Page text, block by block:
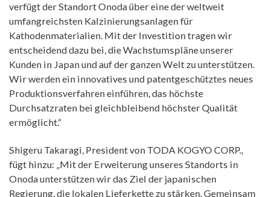
verfügt der Standort Onoda über eine der weltweit
umfangreichsten Kalzinierungsanlagen für
Kathodenmaterialien. Mit der Investition tragen wir
entscheidend dazu bei, die Wachstumspläne unserer
Kunden in Japan und auf der ganzen Welt zu unterstützen.
Wir werden ein innovatives und patentgeschütztes neues
Produktionsverfahren einführen, das höchste
Durchsatzraten bei gleichbleibend höchster Qualität
ermöglicht.“
Shigeru Takaragi, President von TODA KOGYO CORP.,
fügt hinzu: „Mit der Erweiterung unseres Standorts in
Onoda unterstützen wir das Ziel der japanischen
Regierung, die lokalen Lieferkette zu stärken. Gemeinsam